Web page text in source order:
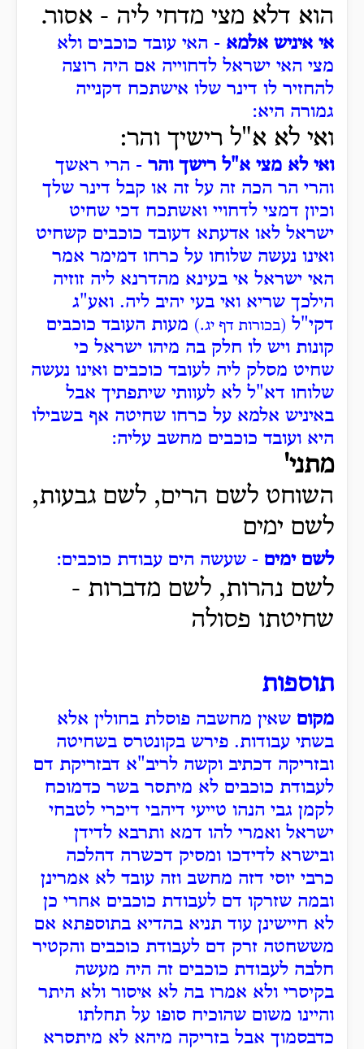
הוא דלא מצי מדחי ליה - אסור.
אי איניש אלמא - האי עובד כוכבים ולא
מצי האי ישראל לדחוייה אם היה רוצה
להחזיר לו דינר שלו אישתכח דקנייה
גמורה היא:
ואי לא א"ל רישיך והר:
ואי לא מצי א"ל רישך והר - הרי ראשך
והרי הר הכה זה על זה או קבל דינר שלך
וכיון דמצי לדחויי ואשתכח דכי שחיט
ישראל לאו אדעתא דעובד כוכבים קשחיט
ואינו נעשה שלוחו על כרחו דמימר אמר
האי ישראל אי בעינא מהדרנא ליה זוזיה
הילכך שריא ואי בעי יהיב ליה. ואע"ג
דקי"ל (בכורות דף יג.) מעות העובד כוכבים
קונות ויש לו חלק בה מיהו ישראל כי
שחיט מסלק ליה לעובד כוכבים ואינו נעשה
שלוחו דא"ל לא לעוותי שיתפתיך אבל
באיניש אלמא על כרחו שחיטה אף בשבילו
היא ועובד כוכבים מחשב עליה:
מתני'
השוחט לשם הרים, לשם גבעות,
לשם ימים
לשם ימים - שעשה הים עבודת כוכבים:
לשם נהרות, לשם מדברות -
שחיטתו פסולה
תוספות
מקום שאין מחשבה פוסלת בחולין אלא
בשתי עבודות. פירש בקונטרס בשחיטה
ובזריקה דכתיב וקשה לריב"א דבזריקת דם
לעבודת כוכבים לא מיתסר בשר כדמוכח
לקמן גבי הנהו טייעי דיהבי דיכרי לטבחי
ישראל ואמרי להו דמא ותרבא לדידן
ובישרא לדידכו ומסיק דכשרה דהלכה
כרבי יוסי דזה מחשב וזה עובד לא אמרינן
ובמה שזרקו דם לעבודת כוכבים אחרי כן
לא חיישינן עוד תניא בהדיא בתוספתא אם
מששחטה זרק דם לעבודת כוכבים והקטיר
חלבה לעבודת כוכבים זה היה מעשה
בקיסרי ולא אמרו בה לא איסור ולא היתר
והיינו משום שהוכיח סופו על תחלתו
כדבסמוך אבל בזריקה מיהא לא מיתסרא